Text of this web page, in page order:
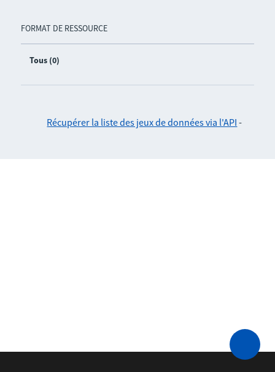
FORMAT DE RESSOURCE
Tous (0)
Récupérer la liste des jeux de données via l'API -